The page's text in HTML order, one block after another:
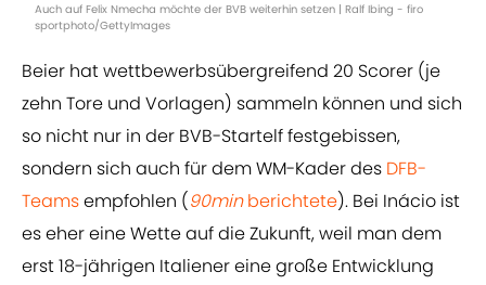
Auch auf Felix Nmecha möchte der BVB weiterhin setzen | Ralf Ibing - firo
sportphoto/GettyImages
Beier hat wettbewerbsübergreifend 20 Scorer (je
zehn Tore und Vorlagen) sammeln können und sich
so nicht nur in der BVB-Startelf festgebissen,
sondern sich auch für dem WM-Kader des DFB-
Teamsempfohlen (90minberichtete). Bei Inácio ist
es eher eine Wette auf die Zukunft, weil man dem
erst 18-jährigen Italiener eine große Entwicklung